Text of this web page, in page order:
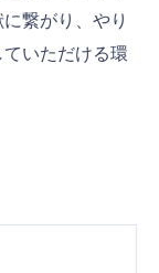
繋がり、やり
いただける環